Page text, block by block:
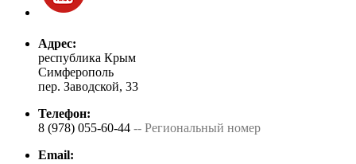
Адрес:
республика Крым
Симферополь
пер. Заводской, 33
Телефон:
8 (978) 055-60-44 -- Региональный номер
Email: